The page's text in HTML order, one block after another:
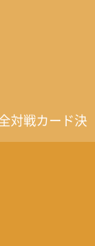
対戦カード決